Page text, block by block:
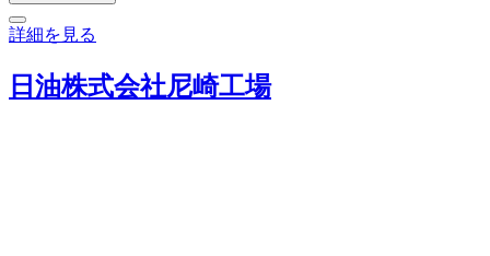
詳細を見る
日油株式会社尼崎工場